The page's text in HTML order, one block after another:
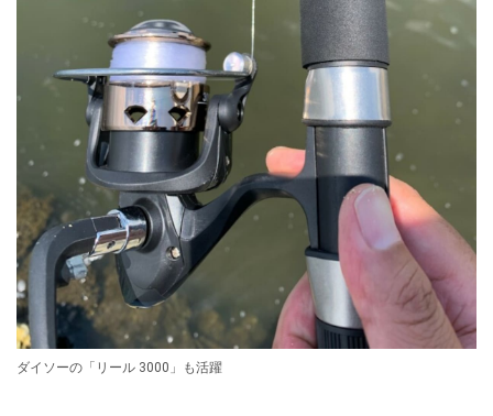
ダイソーの「リール 3000」も活躍